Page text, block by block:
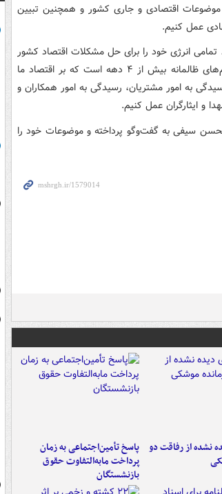
موضوعات اقتصادی و جاری کشور و همچنین تبیین
عمل کنیم.
تمامی انرژی خود را برای حل مشکلات اقتصاد کشور
و معیشت مردم به کار بگیریم، افزود: تحریم‌های ظالمانه بیش از ۴ دهه است که بر اقتصاد ما
به امور مشتریان، رسیدگی به امور همکاران و
و ایثارگران عمل کنیم.
محسن سیفی به گفت‌وگو پرداخته و موضوعات خود را
نشده از رفاقت دو
پاسخ تأمین‌اجتماعی به زمان
پرداخت مابه‌التفاوت حقوق
بازنشستگان